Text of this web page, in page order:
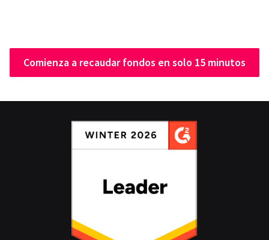
Comienza a recaudar fondos en solo 15 minutos